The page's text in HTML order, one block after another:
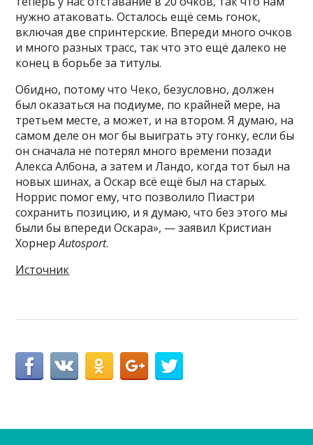
нужно атаковать. Осталось ещё семь гонок,
включая две спринтерские. Впереди много очков
и много разных трасс, так что это ещё далеко не
конец в борьбе за титулы.
Обидно, потому что Чеко, безусловно, должен
был оказаться на подиуме, по крайней мере, на
третьем месте, а может, и на втором. Я думаю, на
самом деле он мог бы выиграть эту гонку, если бы
он сначала не потерял много времени позади
Алекса Албона, а затем и Ландо, когда тот был на
новых шинах, а Оскар всё ещё был на старых.
Норрис помог ему, что позволило Пиастри
сохранить позицию, и я думаю, что без этого мы
были бы впереди Оскара», — заявил Кристиан
ХорнерAutosport.
Источник